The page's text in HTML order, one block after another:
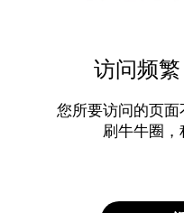
访问频
您所要访问的页
刷牛牛圈，